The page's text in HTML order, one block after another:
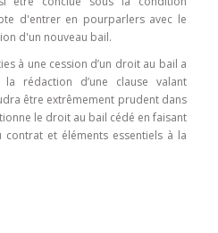
d'entrer en pourparlers avec le
d'un nouveau bail.
à une cession d’un droit au bail a
rédaction d’une clause valant
être extrêmement prudent dans
le droit au bail cédé en faisant
et éléments essentiels à la